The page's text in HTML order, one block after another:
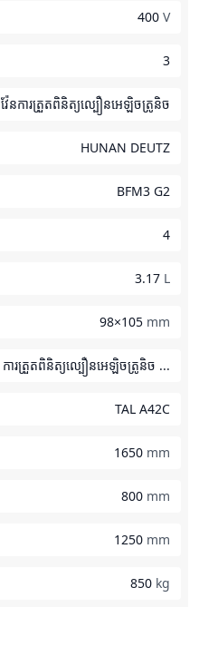
400 V
3
វ៉ែនការត្រួតពិនិត្យល្បឿនអេឡិចត្រូនិច
HUNAN DEUTZ
BFM3 G2
4
3.17 L
98×105 mm
ការត្រួតពិនិត្យល្បឿនអេឡិចត្រូនិច ...
TAL A42C
1650 mm
800 mm
1250 mm
850 kg